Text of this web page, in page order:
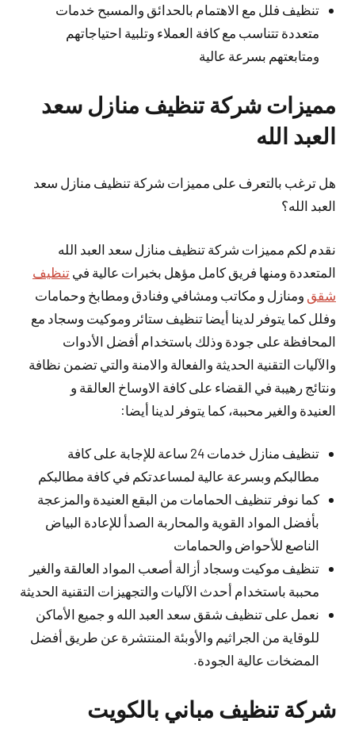
تنظيف فلل مع الاهتمام بالحدائق والمسبح خدمات
متعددة تتناسب مع كافة العملاء وتلبية احتياجاتهم
ومتابعتهم بسرعة عالية
مميزات شركة تنظيف منازل سعد
العبد الله
هل ترغب بالتعرف على مميزات شركة تنظيف منازل سعد
العبد الله؟
نقدم لكم مميزات شركة تنظيف منازل سعد العبد الله
المتعددة ومنها فريق كامل مؤهل بخبرات عالية في تنظيف
شقق ومنازل و مكاتب ومشافي وفنادق ومطابخ وحمامات
وفلل كما يتوفر لدينا أيضا تنظيف ستائر وموكيت وسجاد مع
المحافظة على جودة وذلك باستخدام أفضل الأدوات
والآليات التقنية الحديثة والفعالة والامنة والتي تضمن نظافة
ونتائج رهيبة في القضاء على كافة الاوساخ العالقة و
العنيدة والغير محببة، كما يتوفر لدينا أيضا:
تنظيف منازل خدمات 24 ساعة للإجابة على كافة
مطالبكم وبسرعة عالية لمساعدتكم في كافة مطالبكم
كما نوفر تنظيف الحمامات من البقع العنيدة والمزعجة
بأفضل المواد القوية والمحاربة الصدأ للإعادة البياض
الناصع للأحواض والحمامات
تنظيف موكيت وسجاد أزالة أصعب المواد العالقة والغير
محببة باستخدام أحدث الآليات والتجهيزات التقنية الحديثة
نعمل على تنظيف شقق سعد العبد الله و جميع الأماكن
للوقاية من الجراثيم والأوبئة المنتشرة عن طريق أفضل
المضخات عالية الجودة.
شركة تنظيف مباني بالكويت